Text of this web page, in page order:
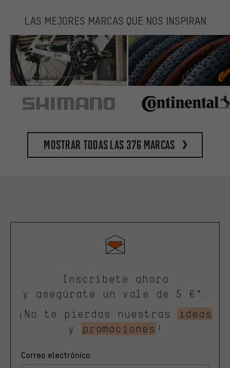
LAS MEJORES MARCAS QUE NOS INSPIRAN
Mostrar todas las 376 marcas
Inscríbete ahora
y asegúrate un vale de 5 €*.
¡No te pierdas nuestras
ideas
y
promociones !
Correo electrónico